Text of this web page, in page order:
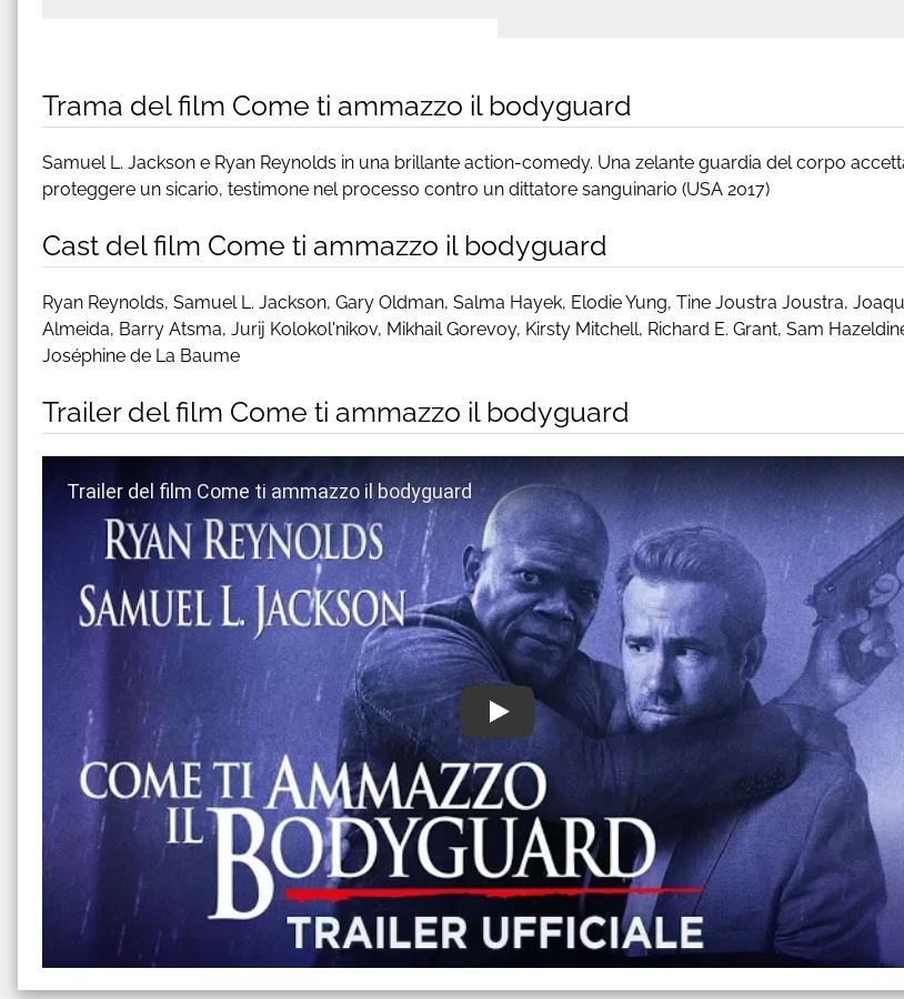
Trama del film Come ti ammazzo il bodyguard
Samuel L. Jackson e Ryan Reynolds in una brillante action-comedy. Una zelante guardia del corpo
proteggere un sicario, testimone nel processo contro un dittatore sanguinario (USA 2017)
Cast del film Come ti ammazzo il bodyguard
Ryan Reynolds, Samuel L. Jackson, Gary Oldman, Salma Hayek, Elodie Yung, Tine Joustra Joustra,
Almeida, Barry Atsma, Jurij Kolokol'nikov, Mikhail Gorevoy, Kirsty Mitchell, Richard E. Grant, Sam
Joséphine de La Baume
Trailer del film Come ti ammazzo il bodyguard
Guarda trailer del film Come ti ammazzo il bodyguard